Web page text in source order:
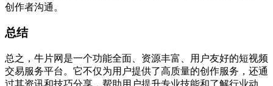
创作者沟通。
总结
总之，牛片网是一个功能全面、资源丰富、用户友好的短视频
交易服务平台。它不仅为用户提供了高质量的创作服务，还通